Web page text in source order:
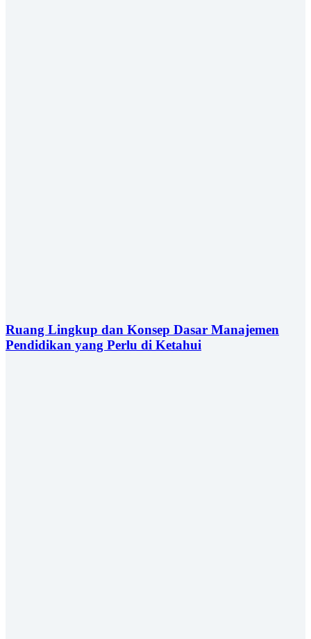
Ruang Lingkup dan Konsep Dasar Manajemen
Pendidikan yang Perlu di Ketahui